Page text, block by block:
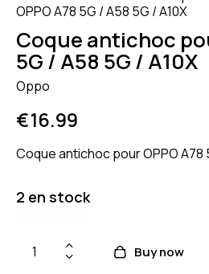
OPPO A78 5G / A58 5G / A10X
Coque antichoc
5G / A58 5G / A10X
Oppo
€16.99
Coque antichoc pour OPPO A78
2 en stock
Buy now